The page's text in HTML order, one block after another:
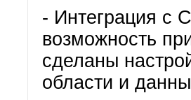
- Интеграция с
возможность
сделаны
области и